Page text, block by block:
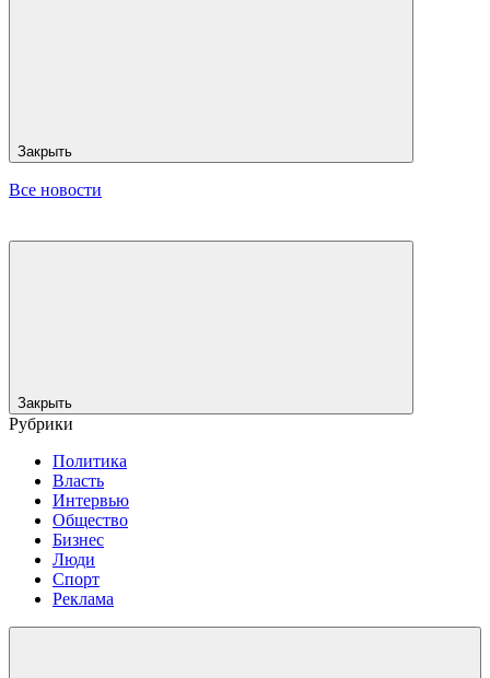
Закрыть
Все новости
Закрыть
Рубрики
Политика
Власть
Интервью
Общество
Бизнес
Люди
Спорт
Реклама